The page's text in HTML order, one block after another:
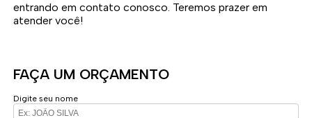
entrando em contato conosco. Teremos prazer em
atender você!
FAÇA UM ORÇAMENTO
Digite seu nome